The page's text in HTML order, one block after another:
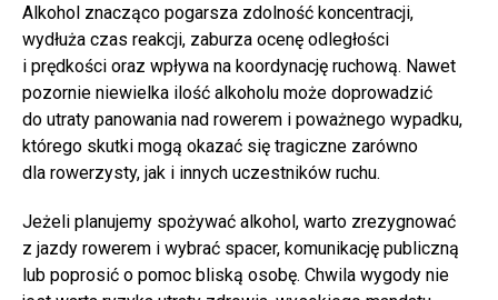
Alkohol znacząco pogarsza zdolność koncentracji,
wydłuża czas reakcji, zaburza ocenę odległości
i prędkości oraz wpływa na koordynację ruchową. Nawet
pozornie niewielka ilość alkoholu może doprowadzić
do utraty panowania nad rowerem i poważnego wypadku,
którego skutki mogą okazać się tragiczne zarówno
dla rowerzysty, jak i innych uczestników ruchu.
Jeżeli planujemy spożywać alkohol, warto zrezygnować
z jazdy rowerem i wybrać spacer, komunikację publiczną
lub poprosić o pomoc bliską osobę. Chwila wygody nie